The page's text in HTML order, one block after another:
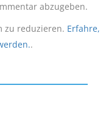
abzugeben.
zu reduzieren. Erfahre,
.